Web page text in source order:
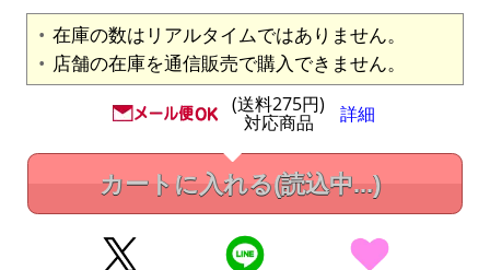
在庫の数はリアルタイムではありません。
店舗の在庫を通信販売で購入できません。
(送料275円)
対応商品 詳細
カートに入れる(読込中...)